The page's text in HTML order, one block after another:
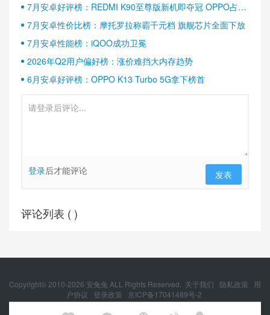
7月安卓好评榜：REDMI K90至尊版新机即夺冠 OPPO占据
半壁江山
7月安卓性价比榜：摩托罗拉称霸千元档 旗舰芯片全面下放
7月安卓性能榜：iQOO成功卫冕
2026年Q2用户偏好榜：涨价难挡大内存趋势
6月安卓好评榜：OPPO K13 Turbo 5G拿下榜首
登录后才能评论 发表
评论列表 ( )
Copyright© 2010-2026 安兔兔 ALL Rights Reserved. 关于我们 隐私政策
用
户协议
登录政策
京ICP备17041489号-2
京公网安备 11010502054377号